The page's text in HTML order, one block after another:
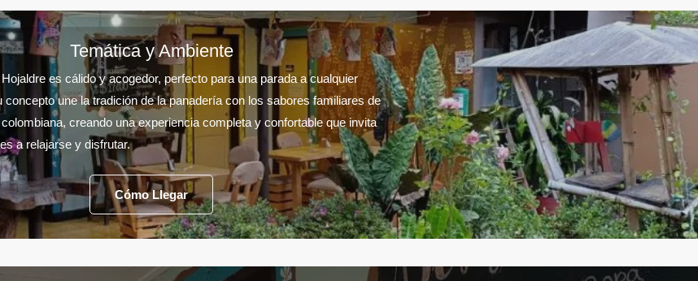
Temática y Ambiente
es cálido y acogedor, perfecto para una parada a cualquier
concepto une la tradición de la panadería con los sabores familiares de
creando una experiencia completa y confortable que invita
a relajarse y disfrutar.
Cómo Llegar